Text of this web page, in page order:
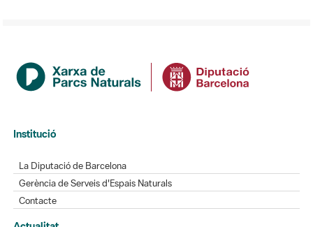
Institució
La Diputació de Barcelona
Gerència de Serveis d'Espais Naturals
Contacte